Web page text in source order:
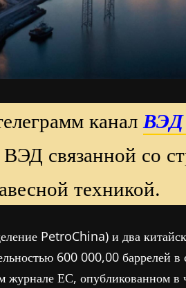
канал ВЭД
связанной со
техникой.
PetroChina) и два
600 000,00 баррелей в
ЕС, опубликованном в